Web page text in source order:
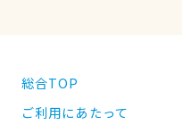
総合TOP
ご利用にあたって